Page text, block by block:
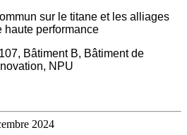
sur le titane et les alliages
haute performance
Bâtiment B, Bâtiment de
NPU
2024